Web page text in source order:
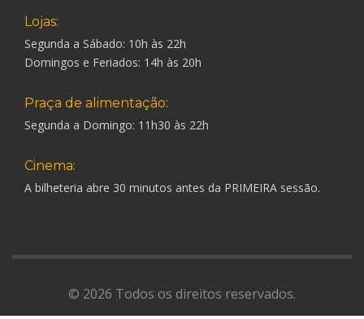
Lojas:
Segunda a Sábado: 10h às 22h
Domingos e Feriados: 14h às 20h
Praça de alimentação:
Segunda a Domingo: 11h30 às 22h
Cinema:
A bilheteria abre 30 minutos antes da PRIMEIRA sessão.
© 2026 Todos os direitos reservados.